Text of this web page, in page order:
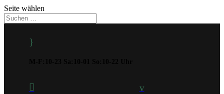
Seite wählen
}
 v